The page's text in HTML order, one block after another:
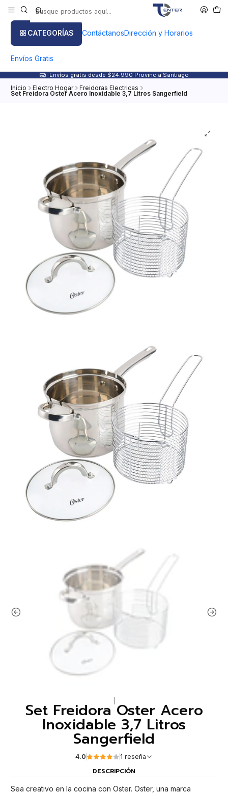
CATEGORÍAS ContáctanosDirección y Horarios
Envíos Gratis
Envíos gratis desde $24.990 Provincia Santiago
Inicio Electro Hogar Freidoras Electricas
Set Freidora Oster Acero Inoxidable 3,7 Litros Sangerfield
Set Freidora Oster Acero
Inoxidable 3,7 Litros
Sangerfield
4.0 1 reseña
DESCRIPCIÓN
Sea creativo en la cocina con Oster. Oster, una marca